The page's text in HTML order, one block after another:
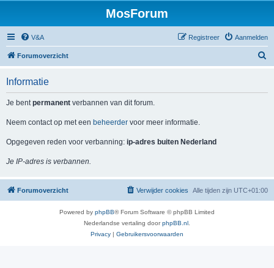
MosForum
V&A Aanmelden
Registreer
Forumoverzicht
Informatie
Je bentpermanent verbannen van dit forum.
Neem contact op met een beheerder voor meer informatie.
Opgegeven reden voor verbanning: ip-adres buiten Nederland
Je IP-adres is verbannen.
Forumoverzicht Alle tijden zijn UTC+01:00
Verwijder cookies
Powered by phpBB® Forum Software © phpBB Limited
Nederlandse vertaling doorphpBB.nl
Privacy | Gebruikersvoorwaarden